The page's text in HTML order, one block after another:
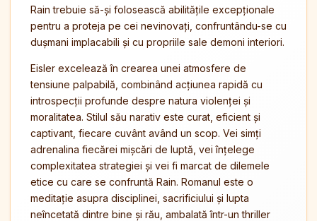
Rain trebuie să-și folosească abilitățile excepționale
pentru a proteja pe cei nevinovați, confruntându-se cu
dușmani implacabili și cu propriile sale demoni interiori.
Eisler excelează în crearea unei atmosfere de
tensiune palpabilă, combinând acțiunea rapidă cu
introspecții profunde despre natura violenței și
moralitatea. Stilul său narativ este curat, eficient și
captivant, fiecare cuvânt având un scop. Vei simți
adrenalina fiecărei mișcări de luptă, vei înțelege
complexitatea strategiei și vei fi marcat de dilemele
etice cu care se confruntă Rain. Romanul este o
meditație asupra disciplinei, sacrificiului și lupta
neîncetată dintre bine și rău, ambalată într-un thriller